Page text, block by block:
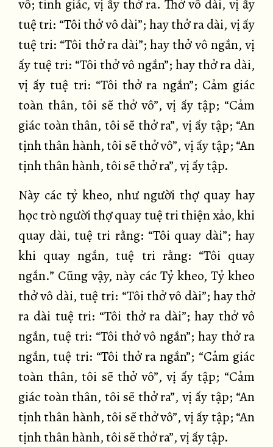
vô; tỉnh giác, vị ấy thở ra. Thở vô dài, vị ấy
tuệ tri: “Tôi thở vô dài”; hay thở ra dài, vị ấy
tuệ tri: “Tôi thở ra dài”; hay thở vô ngắn, vị
ấy tuệ tri: “Tôi thở vô ngắn”; hay thở ra dài,
vị ấy tuệ tri: “Tôi thở ra ngắn”; Cảm giác
toàn thân, tôi sẽ thở vô”, vị ấy tập; “Cảm
giác toàn thân, tôi sẽ thở ra”, vị ấy tập; “An
tịnh thân hành, tôi sẽ thở vô”, vị ấy tập; “An
tịnh thân hành, tôi sẽ thở ra”, vị ấy tập.
Này các tỷ kheo, như người thợ quay hay
học trò người thợ quay tuệ tri thiện xảo, khi
quay dài, tuệ tri rằng: “Tôi quay dài”; hay
khi quay ngắn, tuệ tri rằng: “Tôi quay
ngắn.” Cũng vậy, này các Tỷ kheo, Tỷ kheo
thở vô dài, tuệ tri: “Tôi thở vô dài”; hay thở
ra dài tuệ tri: “Tôi thở ra dài”; hay thở vô
ngắn, tuệ tri: “Tôi thở vô ngắn”; hay thở ra
ngắn, tuệ tri: “Tôi thở ra ngắn”; “Cảm giác
toàn thân, tôi sẽ thở vô”, vị ấy tập; “Cảm
giác toàn thân, tôi sẽ thở ra”, vị ấy tập; “An
tịnh thân hành, tôi sẽ thở vô”, vị ấy tập; “An
tịnh thân hành, tôi sẽ thở ra”, vị ấy tập.